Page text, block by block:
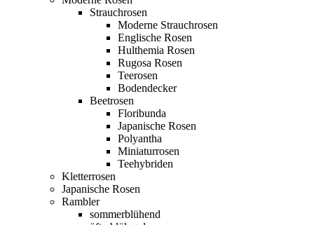
Strauchrosen
Moderne Strauchrosen
Englische Rosen
Hulthemia Rosen
Rugosa Rosen
Teerosen
Bodendecker
Beetrosen
Floribunda
Japanische Rosen
Polyantha
Miniaturrosen
Teehybriden
Kletterrosen
Japanische Rosen
Rambler
sommerblühend